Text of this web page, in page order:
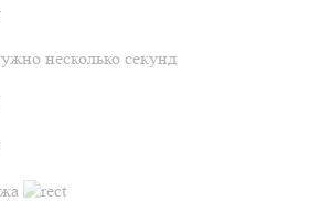
несколько секунд